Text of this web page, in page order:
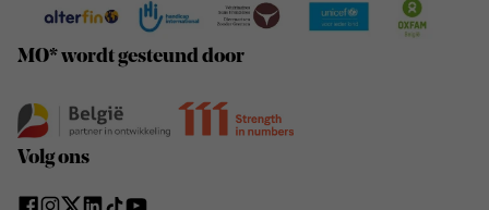
MO* wordt gesteund door
Volg ons